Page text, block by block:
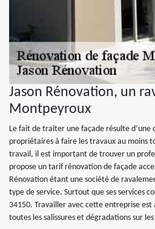
Jason Rénovation, un
Montpeyroux
Le fait de traiter une façade résulte d’une
propriétaires à faire les travaux au moins
travail, il est important de trouver un
propose un tarif rénovation de façade
Rénovation étant une société de
type de service. Surtout que ses services
34150. Travailler avec cette entreprise est
toutes les salissures et dégradations sur